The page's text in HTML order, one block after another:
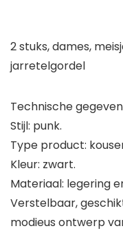
2 stuks, dames,
jarretelgordel
Technische
Stijl: punk.
Type product:
Kleur: zwart.
Materiaal: legering
Verstelbaar,
modieus ontwerp